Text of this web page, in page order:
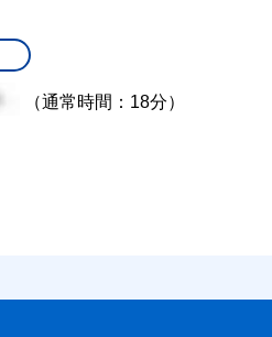
（通常時間：18分）